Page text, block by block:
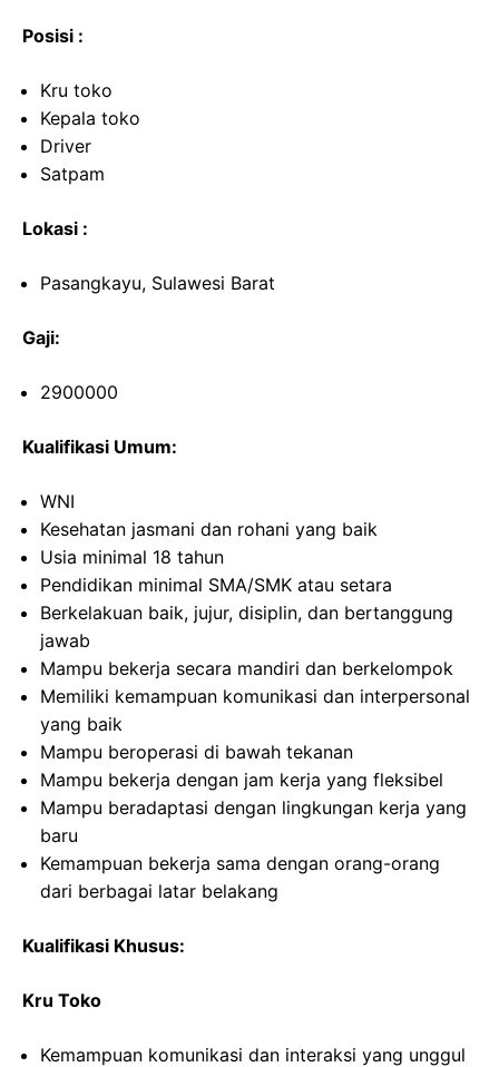
Posisi :
Kru toko
Kepala toko
Driver
Satpam
Lokasi :
Pasangkayu, Sulawesi Barat
Gaji:
2900000
Kualifikasi Umum:
WNI
Kesehatan jasmani dan rohani yang baik
Usia minimal 18 tahun
Pendidikan minimal SMA/SMK atau setara
Berkelakuan baik, jujur, disiplin, dan bertanggung
jawab
Mampu bekerja secara mandiri dan berkelompok
Memiliki kemampuan komunikasi dan interpersonal
yang baik
Mampu beroperasi di bawah tekanan
Mampu bekerja dengan jam kerja yang fleksibel
Mampu beradaptasi dengan lingkungan kerja yang
baru
Kemampuan bekerja sama dengan orang-orang
dari berbagai latar belakang
Kualifikasi Khusus:
Kru Toko
Kemampuan komunikasi dan interaksi yang unggul